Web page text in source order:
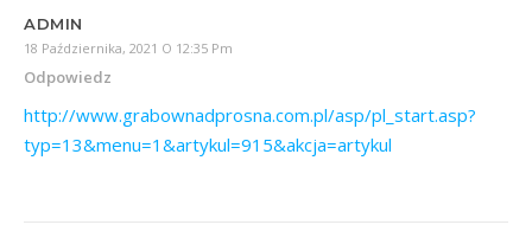
ADMIN
18 Października, 2021 O 12:35 Pm
Odpowiedz
http://www.grabownadprosna.com.pl/asp/pl_start.asp?
typ=13&menu=1&artykul=915&akcja=artykul